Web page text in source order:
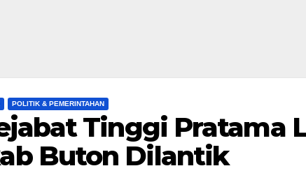
POLITIK & PEMERINTAHAN
Tinggi Pratama
Buton Dilantik